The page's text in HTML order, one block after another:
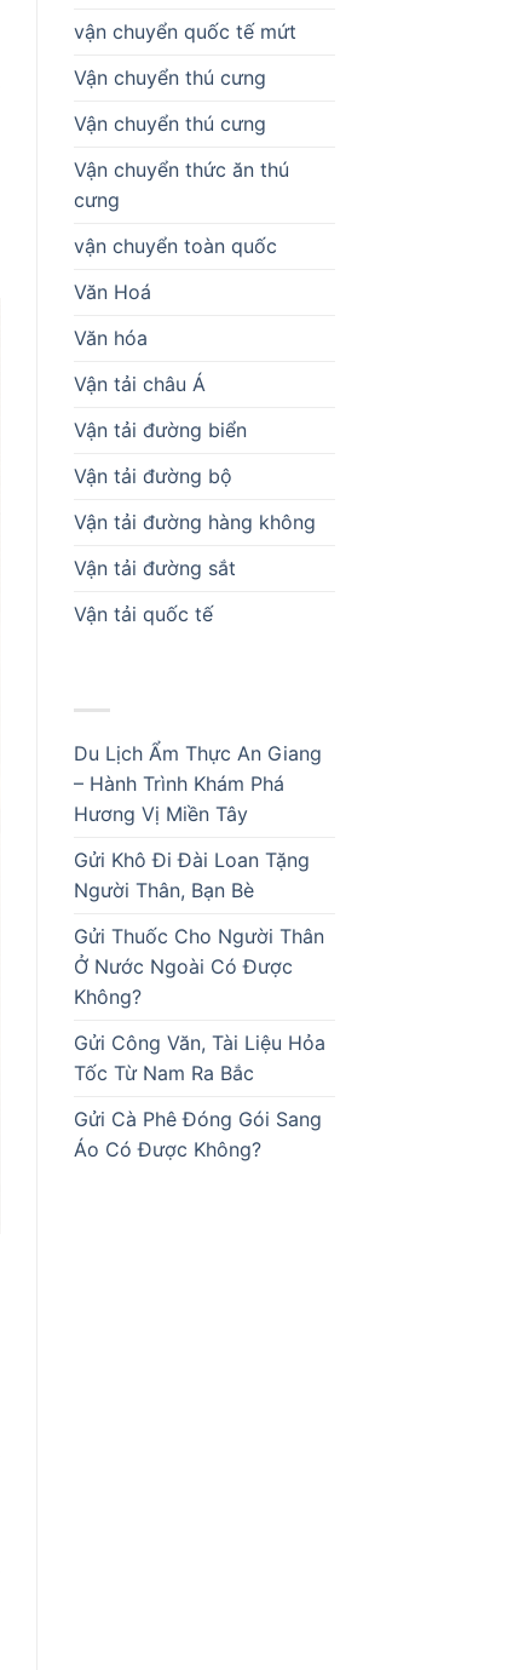
vận chuyển quốc tế mứt
Vận chuyển thú cưng
Vận chuyển thú cưng
Vận chuyển thức ăn thú
cưng
vận chuyển toàn quốc
Văn Hoá
Văn hóa
Vận tải châu Á
Vận tải đường biển
Vận tải đường bộ
Vận tải đường hàng không
Vận tải đường sắt
Vận tải quốc tế
Du Lịch Ẩm Thực An Giang
– Hành Trình Khám Phá
Hương Vị Miền Tây
Gửi Khô Đi Đài Loan Tặng
Người Thân, Bạn Bè
Gửi Thuốc Cho Người Thân
Ở Nước Ngoài Có Được
Không?
Gửi Công Văn, Tài Liệu Hỏa
Tốc Từ Nam Ra Bắc
Gửi Cà Phê Đóng Gói Sang
Áo Có Được Không?